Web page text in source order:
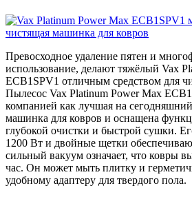
Превосходное удаление пятен и
использование, делают тяжёлый Vax
ECB1SPV1 отличным средством для
Пылесос Vax Platinum Power Max
компанией как лучшая на
машинка для ковров и оснащена
глубокой очистки и быстрой сушки.
1200 Вт и двойные щетки
сильный вакуум означает, что ковры
час. Он может мыть плитку и
удобному адаптеру для твердого пола.